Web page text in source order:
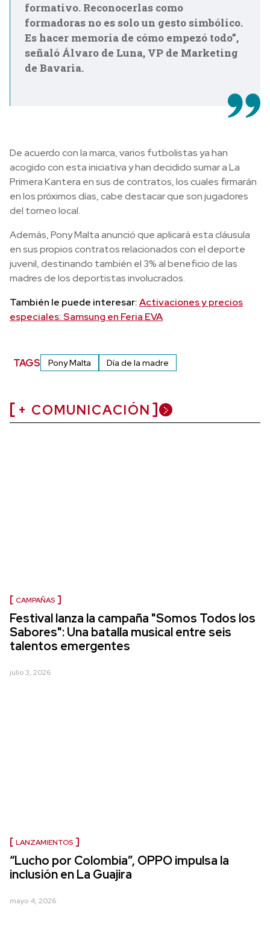
formativo. Reconocerlas como
formadoras no es solo un gesto simbólico.
Es hacer memoria de cómo empezó todo”,
señaló Álvaro de Luna, VP de Marketing
de Bavaria.
De acuerdo con la marca, varios futbolistas ya han
acogido con esta iniciativa y han decidido sumar a La
Primera Kantera en sus de contratos, los cuales firmarán
en los próximos días, cabe destacar que son jugadores
del torneo local.
Además, Pony Malta anunció que aplicará esta cláusula
en sus propios contratos relacionados con el deporte
juvenil, destinando también el 3% al beneficio de las
madres de los deportistas involucrados.
También le puede interesar:Activaciones y precios
especiales: Samsung en Feria EVA
TAGS Pony Malta Día de la madre
+ COMUNICACIÓN
CAMPAÑAS
Festival lanza la campaña "Somos Todos los
Sabores": Una batalla musical entre seis
talentos emergentes
julio 3, 2026
LANZAMIENTOS
“Lucho por Colombia”, OPPO impulsa la
inclusión en La Guajira
mayo 4, 2026